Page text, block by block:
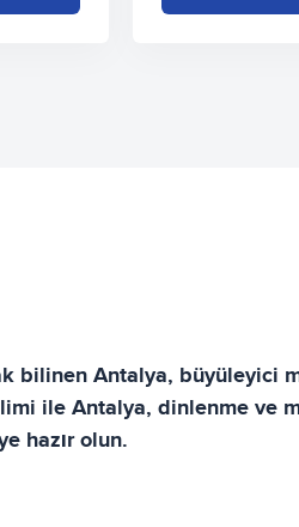
bilinen Antalya, büyüleyici
ile Antalya, dinlenme ve
hazır olun.